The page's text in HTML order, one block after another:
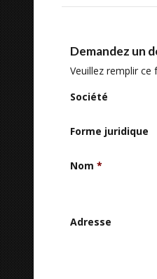
Demandez un
Veuillez remplir
Société
Forme juridique
Nom *
Adresse